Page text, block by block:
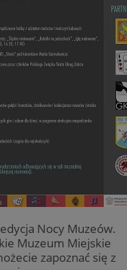
Nocy Muzeów.
Muzeum Miejskie
zapoznać się z